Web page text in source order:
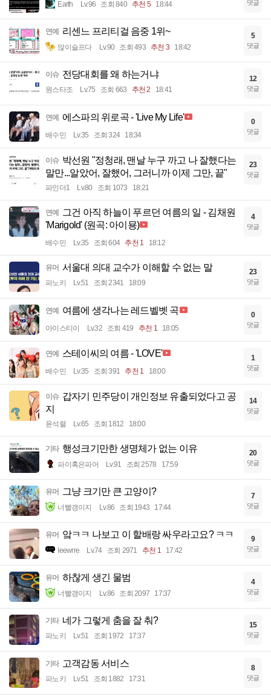
Earth Lv.96 조회 840 추천 5 18:44 댓글
연예 리센느 프리티걸 음중 1위~
많이슬프다 Lv.90 조회 493 추천 3 18:42
5
댓글
이슈 전당대회를 왜 하는거냐
원스타조 Lv.75 조회 663 추천 2 18:41
12
댓글
연예 에스파의 위로곡 - 'Live My Life'
배수민 Lv.35 조회 324 18:34
0
댓글
이슈 박선원 "정청래, 맨날 누구 까고 나 잘했다는
말만...알았어, 잘했어, 그러니까 이제 그만, 끝"
파인더1 Lv.80 조회 1073 18:21
23
댓글
연예 그건 아직 하늘이 푸르던 여름의 일 - 김채원
'Marigold' (원곡: 아이묭)
배수민 Lv.35 조회 604 추천 1 18:12
4
댓글
유머 서울대 의대 교수가 이해할 수 없는 말
파노키 Lv.51 조회 2341 18:09
23
댓글
연예 여름에 생각나는 레드벨벳 곡
아이스티이 Lv.32 조회 419 추천 1 18:05
0
댓글
연예 스테이씨의 여름 - 'LOVE'
배수민 Lv.35 조회 391 추천 1 18:00
1
댓글
이슈 갑자기 민주당이 개인정보 유출되었다고 공
지
윤석렬 Lv.65 조회 1812 18:00
14
댓글
기타 행성크기만한 생명체가 없는 이유
파이혹은파어 Lv.91 조회 2578 17:59
20
댓글
유머 그냥 크기만 큰 고양이?
너빨갱이지 Lv.86 조회 1943 17:44
7
댓글
유머 앜ㅋㅋ 나보고 이 할배랑 싸우라고요? ㅋㅋ
Ieewrre Lv.74 조회 2971 추천 1 17:42
9
댓글
유머 하찮게 생긴 물범
너빨갱이지 Lv.86 조회 2097 17:37
4
댓글
기타 네가 그렇게 춤을 잘 춰?
파노키 Lv.51 조회 1972 17:37
15
댓글
기타 고객감동 서비스
파노키 Lv.51 조회 1882 17:31
8
댓글